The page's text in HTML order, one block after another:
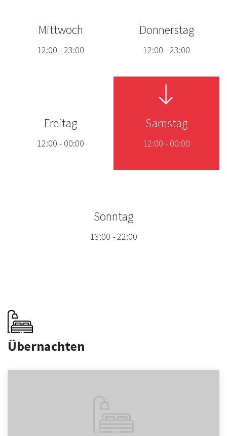
Mittwoch
12:00 -23:00
Donnerstag
12:00 -23:00
Freitag
12:00 - 00:00
Samstag
12:00 - 00:00
Sonntag
13:00 -22:00
Übernachten